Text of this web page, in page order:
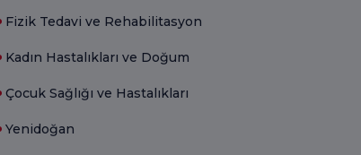
Fizik Tedavi ve Rehabilitasyon
Kadın Hastalıkları ve Doğum
Çocuk Sağlığı ve Hastalıkları
Yenidoğan